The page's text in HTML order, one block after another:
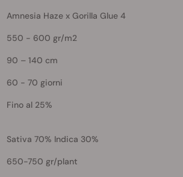
Amnesia Haze x Gorilla Glue 4
550 - 600 gr/m2
90 – 140 cm
60 - 70 giorni
Fino al 25%
Sativa 70% Indica 30%
650-750 gr/plant